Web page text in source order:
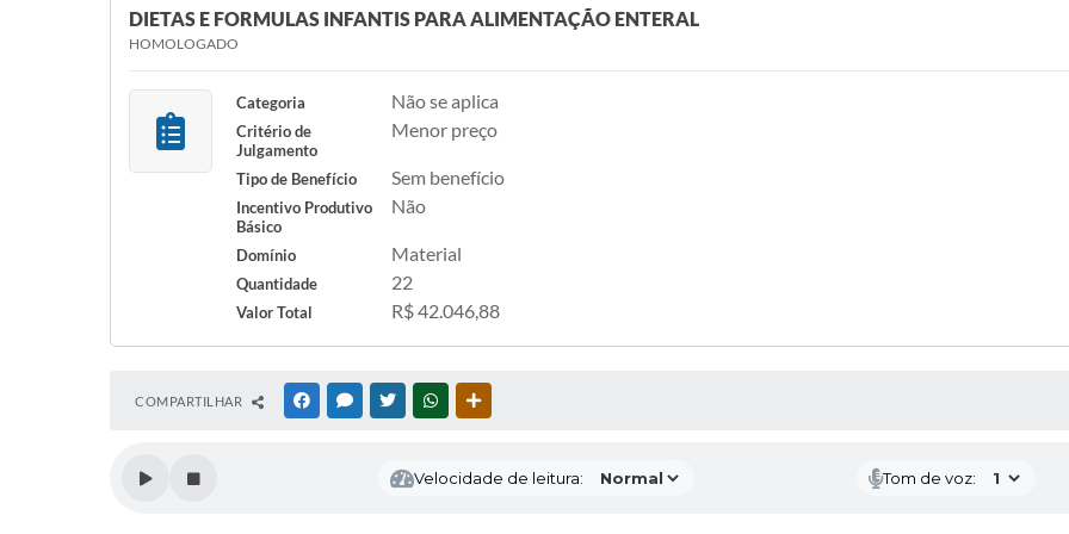
DIETAS E FORMULAS INFANTIS PARA ALIMENTAÇÃO ENTERAL
HOMOLOGADO
Categoria Não se aplica
Critério de
Julgamento
Menor preço
Tipo de Benefício Sem benefício
Incentivo Produtivo
Básico
Não
Domínio Material
Quantidade 22
Valor Total R$ 42.046,88
COMPARTILHAR FACEBOOKMESSENGER
TWITTERWHATSAPP
Velocidade de leitura: Tom de voz: